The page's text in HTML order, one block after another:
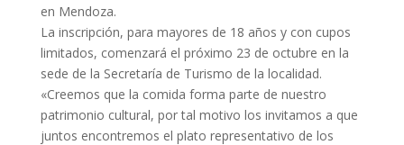
en Mendoza.
La inscripción, para mayores de 18 años y con cupos
limitados, comenzará el próximo 23 de octubre en la
sede de la Secretaría de Turismo de la localidad.
«Creemos que la comida forma parte de nuestro
patrimonio cultural, por tal motivo los invitamos a que
juntos encontremos el plato representativo de los